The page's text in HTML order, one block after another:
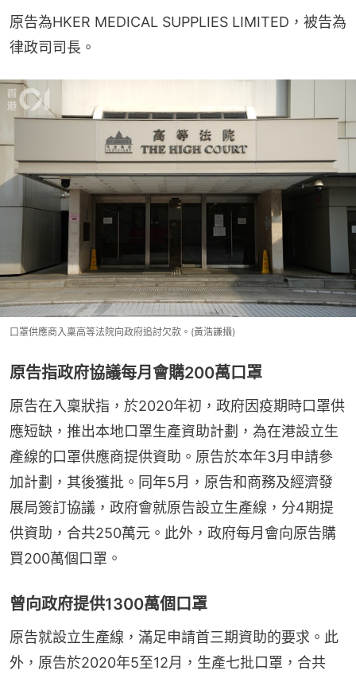
原告為HKER MEDICAL SUPPLIES LIMITED，被告為
律政司司長。
口罩供應商入稟高等法院向政府追討欠款。(黃浩謙攝)
原告指政府協議每月會購200萬口罩
原告在入稟狀指，於2020年初，政府因疫期時口罩供
應短缺，推出本地口罩生產資助計劃，為在港設立生
產線的口罩供應商提供資助。原告於本年3月申請參
加計劃，其後獲批。同年5月，原告和商務及經濟發
展局簽訂協議，政府會就原告設立生產線，分4期提
供資助，合共250萬元。此外，政府每月會向原告購
買200萬個口罩。
曾向政府提供1300萬個口罩
原告就設立生產線，滿足申請首三期資助的要求。此
外，原告於2020年5至12月，生產七批口罩，合共